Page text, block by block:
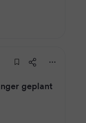
geplant